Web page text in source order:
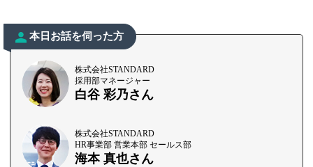
本日お話を伺った方
株式会社STANDARD
採用部マネージャー
白谷 彩乃さん
株式会社STANDARD
HR事業部 営業本部 セールス部
海本 真也さん